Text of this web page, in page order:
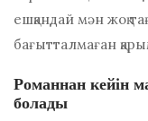
ешқандай мән жоқ
бағытталмаған
Романнан кейін
болады